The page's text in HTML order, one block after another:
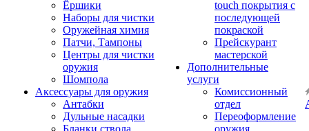
Ёршики
Наборы для чистки
Оружейная химия
Патчи, Тампоны
Центры для чистки
оружия
Шомпола
Аксессуары для оружия
Антабки
Дульные насадки
Бланки ствола
touch покрытия с
последующей
покраской
Прейскурант
мастерской
Дополнительные
услуги
Комиссионный
отдел
Переоформление
оружия